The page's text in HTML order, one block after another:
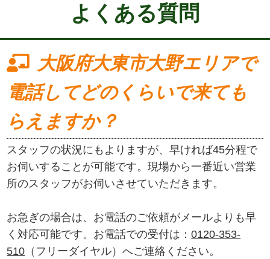
よくある質問
大阪府大東市大野エリアで
電話してどのくらいで来ても
らえますか？
スタッフの状況にもよりますが、早ければ45分程で
お伺いすることが可能です。現場から一番近い営業
所のスタッフがお伺いさせていただきます。
お急ぎの場合は、お電話のご依頼がメールよりも早
く対応可能です。お電話での受付は：0120-353-
510 （フリーダイヤル）へご連絡ください。